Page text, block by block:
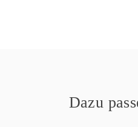
Dazu